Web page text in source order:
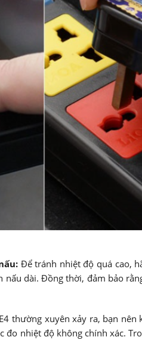
Để tránh nhiệt độ quá cao,
nấu dài. Đồng thời, đảm bảo
thường xuyên xảy ra, bạn nên
đo nhiệt độ không chính xác.